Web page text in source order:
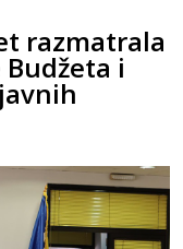
razmatrala
i